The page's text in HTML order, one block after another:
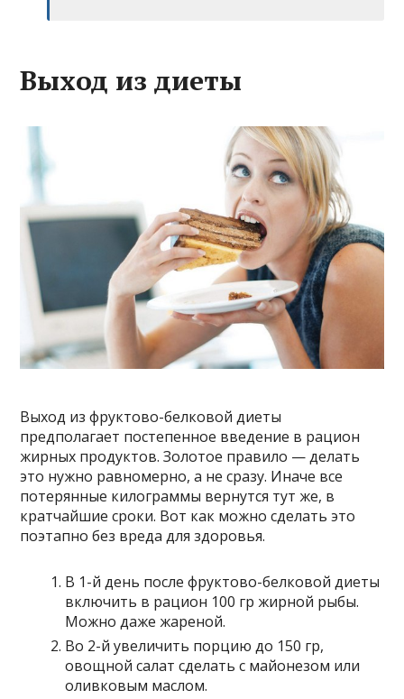
Выход из диеты
Выход из фруктово-белковой диеты
предполагает постепенное введение в рацион
жирных продуктов. Золотое правило — делать
это нужно равномерно, а не сразу. Иначе все
потерянные килограммы вернутся тут же, в
кратчайшие сроки. Вот как можно сделать это
поэтапно без вреда для здоровья.
В 1-й день после фруктово-белковой диеты
включить в рацион 100 гр жирной рыбы.
Можно даже жареной.
Во 2-й увеличить порцию до 150 гр,
овощной салат сделать с майонезом или
оливковым маслом.